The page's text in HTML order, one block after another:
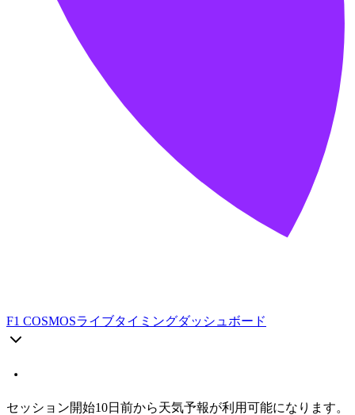
F1 COSMOSライブタイミングダッシュボード
セッション開始10日前から天気予報が利用可能になります。